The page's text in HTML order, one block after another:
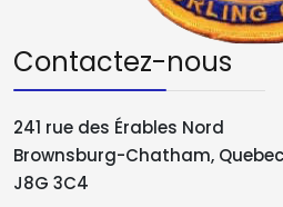
Contactez-nous
241 rue des Érables Nord
Brownsburg-Chatham,
J8G 3C4